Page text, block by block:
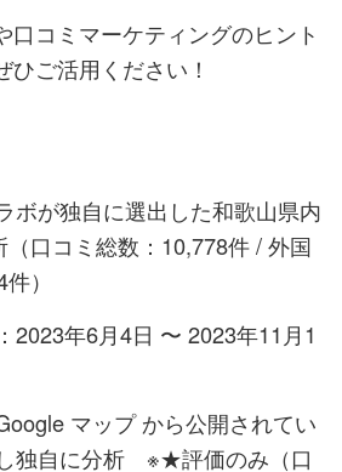
口コミマーケティングのヒント
ご活用ください！
ボが独自に選出した和歌山県内
口コミ総数：10,778件 / 外国
）
2023年6月4日 〜 2023年11月1
マップ から公開されてい
独自に分析 ※★評価のみ（口